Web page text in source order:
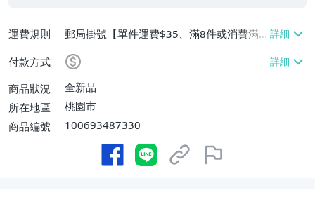
運費規則
郵局掛號【單件運費$35、滿8件或消費滿
$3500免運費】
付款方式
商品狀況
全新品
所在地區
桃園市
商品編號
100693487330